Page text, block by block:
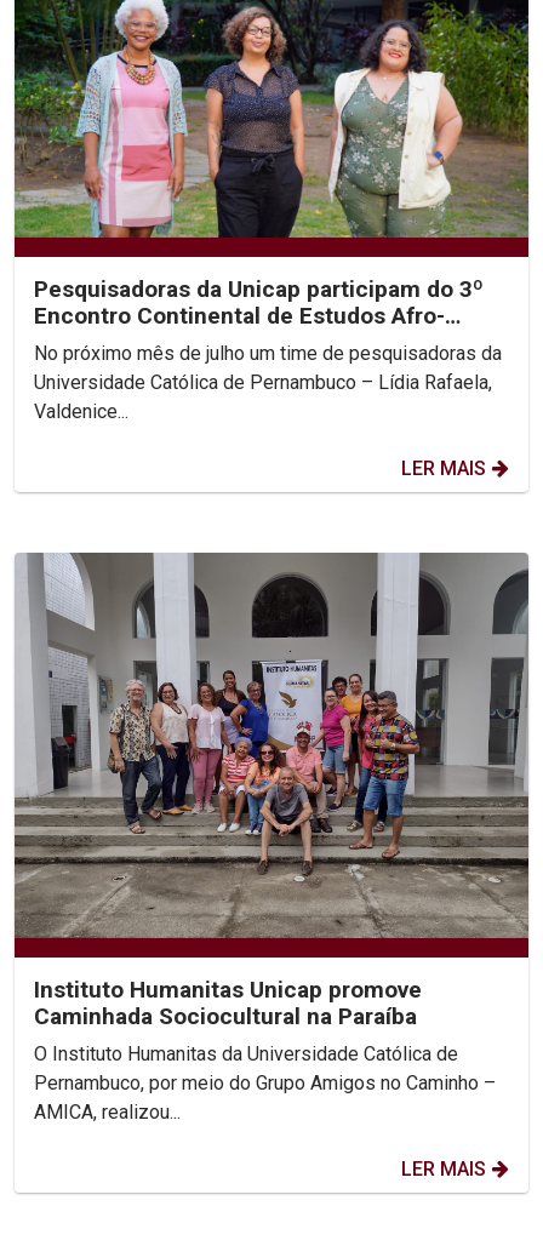
Pesquisadoras da Unicap participam do 3º
Encontro Continental de Estudos Afro-
Latino-Americanos –...
No próximo mês de julho um time de pesquisadoras da
Universidade Católica de Pernambuco – Lídia Rafaela,
Valdenice...
LER MAIS
Instituto Humanitas Unicap promove
Caminhada Sociocultural na Paraíba
O Instituto Humanitas da Universidade Católica de
Pernambuco, por meio do Grupo Amigos no Caminho –
AMICA, realizou...
LER MAIS